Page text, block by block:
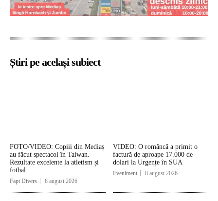
Știri pe același subiect
FOTO/VIDEO: Copiii din Mediaș
au făcut spectacol în Taiwan.
Rezultate excelente la atletism și
fotbal
Fapt Divers 8 august 2026
VIDEO: O româncă a primit o
factură de aproape 17.000 de
dolari la Urgențe în SUA
Eveniment 8 august 2026